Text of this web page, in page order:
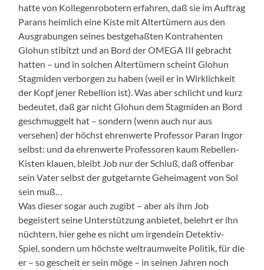
hatte von Kollegenrobotern erfahren, daß sie im Auftrag
Parans heimlich eine Kiste mit Altertümern aus den
Ausgrabungen seines bestgehaßten Kontrahenten
Glohun stibitzt und an Bord der OMEGA III gebracht
hatten – und in solchen Altertümern scheint Glohun
Stagmiden verborgen zu haben (weil er in Wirklichkeit
der Kopf jener Rebellion ist). Was aber schlicht und kurz
bedeutet, daß gar nicht Glohun dem Stagmiden an Bord
geschmuggelt hat – sondern (wenn auch nur aus
versehen) der höchst ehrenwerte Professor Paran Ingor
selbst: und da ehrenwerte Professoren kaum Rebellen-
Kisten klauen, bleibt Job nur der Schluß, daß offenbar
sein Vater selbst der gutgetarnte Geheimagent von Sol
sein muß…
Was dieser sogar auch zugibt – aber als ihm Job
begeistert seine Unterstützung anbietet, belehrt er ihn
nüchtern, hier gehe es nicht um irgendein Detektiv-
Spiel, sondern um höchste weltraumweite Politik, für die
er – so gescheit er sein möge – in seinen Jahren noch